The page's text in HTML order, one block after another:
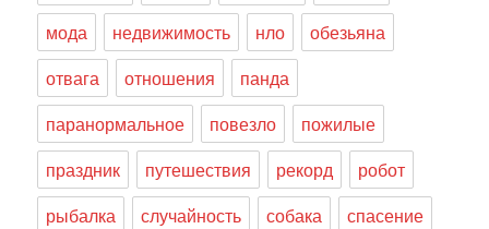
мода
недвижимость нло
обезьяна
отвага
отношения
панда
паранормальное
повезло
пожилые
праздник
путешествия рекорд
робот
рыбалка
случайность собака
спасение